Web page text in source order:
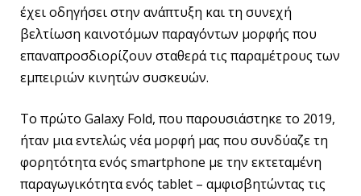
έχει οδηγήσει στην ανάπτυξη και τη συνεχή
βελτίωση καινοτόμων παραγόντων μορφής που
επαναπροσδιορίζουν σταθερά τις παραμέτρους των
εμπειριών κινητών συσκευών.
Το πρώτο Galaxy Fold, που παρουσιάστηκε το 2019,
ήταν μια εντελώς νέα μορφή μας που συνδύαζε τη
φορητότητα ενός smartphone με την εκτεταμένη
παραγωγικότητα ενός tablet – αμφισβητώντας τις